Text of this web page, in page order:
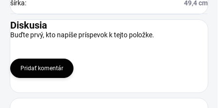
šírka: 49,4 cm
Diskusia
Buďte prvý, kto napíše príspevok k tejto položke.
Pridať komentár